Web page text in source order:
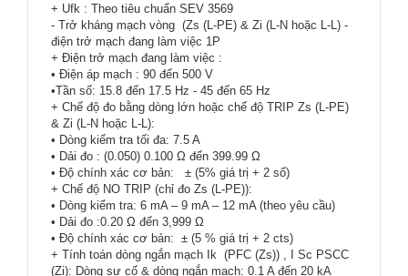
+ Ufk : Theo tiêu chuẩn SEV 3569
- Trở kháng mạch vòng (Zs (L-PE) & Zi (L-N hoặc L-L) -
điện trở mạch đang làm việc 1P
+ Điện trở mạch đang làm việc :
• Điện áp mạch : 90 đến 500 V
•Tần số: 15.8 đến 17.5 Hz - 45 đến 65 Hz
+ Chế độ đo bằng dòng lớn hoặc chế độ TRIP Zs (L-PE)
& Zi (L-N hoặc L-L):
• Dòng kiểm tra tối đa: 7.5 A
• Dải đo : (0.050) 0.100 Ω đến 399.99 Ω
• Độ chính xác cơ bản: ± (5% giá trị + 2 số)
+ Chế độ NO TRIP (chỉ đo Zs (L-PE)):
• Dòng kiểm tra: 6 mA – 9 mA – 12 mA (theo yêu cầu)
• Dải đo :0.20 Ω đến 3,999 Ω
• Độ chính xác cơ bản: ± (5 % giá trị + 2 cts)
+ Tính toán dòng ngắn mạch Ik (PFC (Zs)) , I Sc PSCC
(Zi): Dòng sự cố & dòng ngắn mạch: 0.1 A đến 20 kA